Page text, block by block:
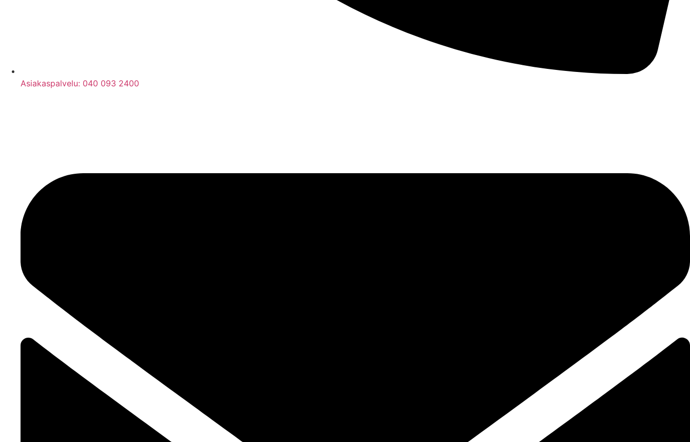
Asiakaspalvelu: 040 093 2400